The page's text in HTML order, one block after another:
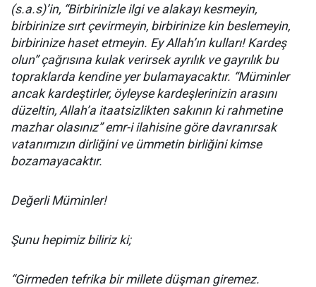
(s.a.s)’in, “Birbirinizle ilgi ve alakayı kesmeyin,
birbirinize sırt çevirmeyin, birbirinize kin beslemeyin,
birbirinize haset etmeyin. Ey Allah’ın kulları! Kardeş
olun” çağrısına kulak verirsek ayrılık ve gayrılık bu
topraklarda kendine yer bulamayacaktır. “Müminler
ancak kardeştirler, öyleyse kardeşlerinizin arasını
düzeltin, Allah’a itaatsizlikten sakının ki rahmetine
mazhar olasınız” emr-i ilahisine göre davranırsak
vatanımızın dirliğini ve ümmetin birliğini kimse
bozamayacaktır.
Değerli Müminler!
Şunu hepimiz biliriz ki;
“Girmeden tefrika bir millete düşman giremez.